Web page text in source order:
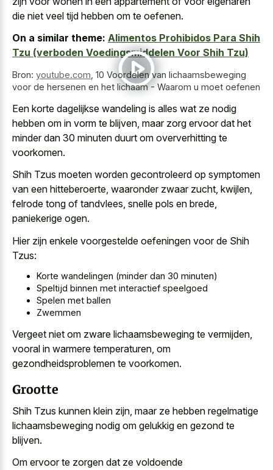
die niet veel tijd hebben om te oefenen.
On a similar theme: Alimentos Prohibidos Para Shih
Tzu (verboden Voedingsmiddelen Voor Shih Tzu)
Bron: youtube.com 10 Voordelen van lichaamsbeweging
voor de hersenen en het lichaam - Waarom u moet oefenen
Een korte dagelijkse wandeling is alles wat ze nodig
hebben om in vorm te blijven, maar zorg ervoor dat het
minder dan 30 minuten duurt om oververhitting te
voorkomen.
Shih Tzus moeten worden gecontroleerd op symptomen
van een hitteberoerte, waaronder zwaar zucht, kwijlen,
felrode tong of tandvlees, snelle pols en brede,
paniekerige ogen.
Hier zijn enkele voorgestelde oefeningen voor de Shih
Tzus:
Korte wandelingen (minder dan 30 minuten)
Speltijd binnen met interactief speelgoed
Spelen met ballen
Zwemmen
Vergeet niet om zware lichaamsbeweging te vermijden,
vooral in warmere temperaturen, om
gezondheidsproblemen te voorkomen.
Grootte
Shih Tzus kunnen klein zijn, maar ze hebben regelmatige
lichaamsbeweging nodig om gelukkig en gezond te
blijven.
Om ervoor te zorgen dat ze voldoende